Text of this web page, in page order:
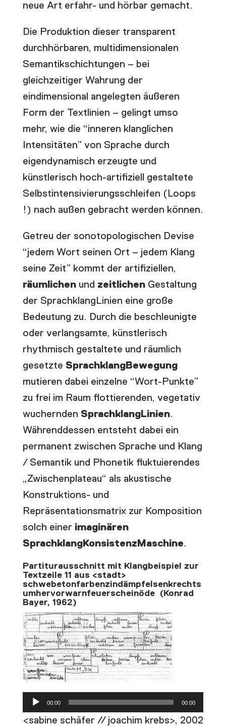
neue Art erfahr- und hörbar gemacht.
Die Produktion dieser transparent
durchhörbaren, multidimensionalen
Semantikschichtungen – bei
gleichzeitiger Wahrung der
eindimensional angelegten äußeren
Form der Textlinien – gelingt umso
mehr, wie die “inneren klanglichen
Intensitäten” von Sprache durch
eigendynamisch erzeugte und
künstlerisch hoch-artifiziell gestaltete
Selbstintensivierungsschleifen (Loops
!) nach außen gebracht werden können.
Getreu der sonotopologischen Devise
“jedem Wort seinen Ort – jedem Klang
seine Zeit” kommt der artifiziellen,
räumlichen und zeitlichen Gestaltung
der SprachklangLinien eine große
Bedeutung zu. Durch die beschleunigte
oder verlangsamte, künstlerisch
rhythmisch gestaltete und räumlich
gesetzte SprachklangBewegung
mutieren dabei einzelne “Wort-Punkte”
zu frei im Raum flottierenden, vegetativ
wuchernden SprachklangLinien.
Währenddessen entsteht dabei ein
permanent zwischen Sprache und Klang
/ Semantik und Phonetik fluktuierendes
„Zwischenplateau“ als akustische
Konstruktions- und
Repräsentationsmatrix zur Komposition
solch einer imaginären
SprachklangKonsistenzMaschine.
Partiturausschnitt mit Klangbeispiel zur
Textzeile 11 aus <stadt>
schwebetonfarbenzindämpfelsenkrechts
umhervorwarnfeuerscheinöde (Konrad
Bayer, 1962)
Audio-
Player
00:00 00:00
<sabine schäfer // joachim krebs>, 2002